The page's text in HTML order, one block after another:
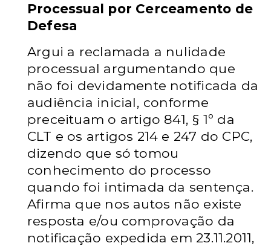
Processual por Cerceamento de
Defesa
Argui a reclamada a nulidade
processual argumentando que
não foi devidamente notificada da
audiência inicial, conforme
preceituam o artigo 841, § 1º da
CLT e os artigos 214 e 247 do CPC,
dizendo que só tomou
conhecimento do processo
quando foi intimada da sentença.
Afirma que nos autos não existe
resposta e/ou comprovação da
notificação expedida em 23.11.2011,